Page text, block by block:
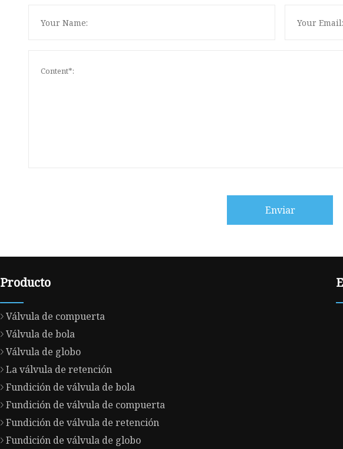
Enviar
Producto
Válvula de compuerta
Válvula de bola
Válvula de globo
La válvula de retención
Fundición de válvula de bola
Fundición de válvula de compuerta
Fundición de válvula de retención
Fundición de válvula de globo